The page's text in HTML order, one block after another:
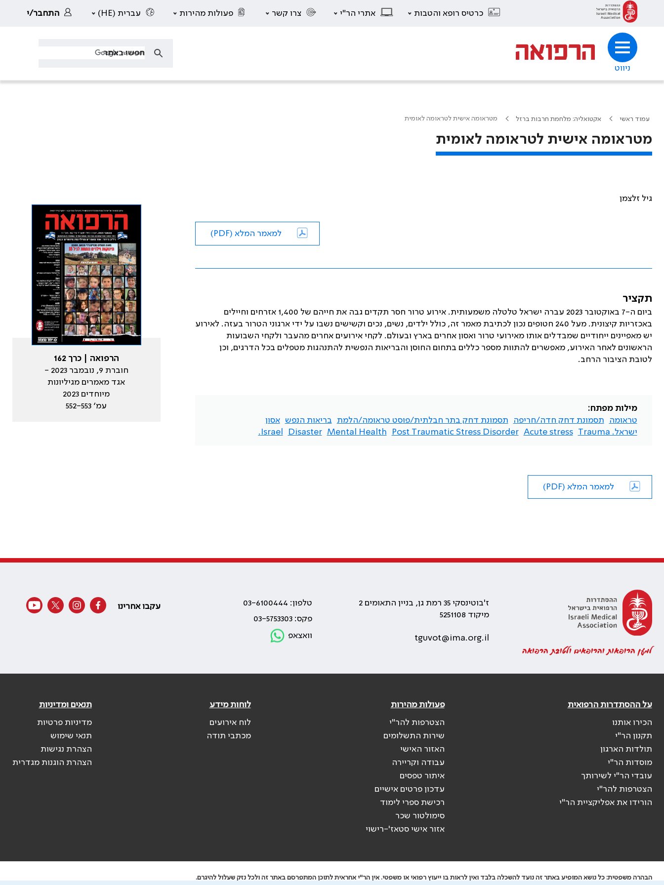
כרטיס רופא והטבות אתרי הר"י צרו קשר פעולות מהירות עברית (HE) התחבר/י
ניווט
עמוד ראשי אקטואליה: מלחמת חרבות ברזל מטראומה אישית לטראומה לאומית
מטראומה אישית לטראומה לאומית
גיל זלצמן
למאמר המלא (PDF)
תקציר
ביום ה-7 באוקטובר 2023 עברה ישראל טלטלה משמעותית. אירוע טרור חסר תקדים גבה את חייהם של 1,400 אזרחים וחיילים
באכזריות קיצונית. מעל 240 חטופים נכון לכתיבת מאמר זה, כולל ילדים, נשים, נכים וקשישים נשבו על ידי ארגוני הטרור בעזה. לאירוע
יש מאפיינים ייחודיים שמבדלים אותו מאירועי טרור ואסון אחרים בארץ ובעולם. לקחי אירועים אחרים מהעבר ולקחי השבועות
הראשונים לאחר האירוע, מאפשרים להתוות מספר כללים בתחום החוסן והבריאות הנפשית להתנהגות מטפלים בכל הדרגים, וכן
לטובת הציבור הרחב.
מילות מפתח:
טראומה
תסמונת דחק חדה/חריפה תסמונת דחק בתר חבלתית/פוסט טראומה/הלמת בריאות הנפש
אסון
ישראל. Trauma
Acute stress
Post Traumatic Stress Disorder
Mental Health
Disaster
Israel.
למאמר המלא (PDF)
הרפואה | כרך 162
חוברת 9, נובמבר 2023 -
אגד מאמרים מגיליונות
מיוחדים 2023
עמ׳ 552-553
למען הרופאות והרופאים ולטובת הרפואה
ז'בוטינסקי 35 רמת גן, בניין התאומים 2
מיקוד 5251108
tguvot@ima.org.il
טלפון: 03-6100444
פקס: 03-5753303
וואצאפ
עקבו אחרינו
על ההסתדרות הרפואית
הכירו אותנו
תקנון הר"י
תולדות הארגון
מוסדות הר"י
עובדי הר"י לשירותך
הצטרפות להר"י
הורידו את אפליקציית הר"י
פעולות מהירות
הצטרפות להר"י
שירות התשלומים
האזור האישי
עבודה וקריירה
איתור טפסים
עדכון פרטים אישיים
רכישת ספרי לימוד
סימולטור שכר
אזור אישי סטאז'-רישוי
לוחות מידע
לוח אירועים
מכתבי תודה
תנאים ומדיניות
מדיניות פרטיות
תנאי שימוש
הצהרת נגישות
הצהרת הוגנות מגדרית
הבהרה משפטית: כל נושא המופיע באתר זה נועד להשכלה בלבד ואין לראות בו ייעוץ רפואי או משפטי. אין הר"י אחראית לתוכן המתפרסם באתר זה ולכל נזק שעלול להיגרם.